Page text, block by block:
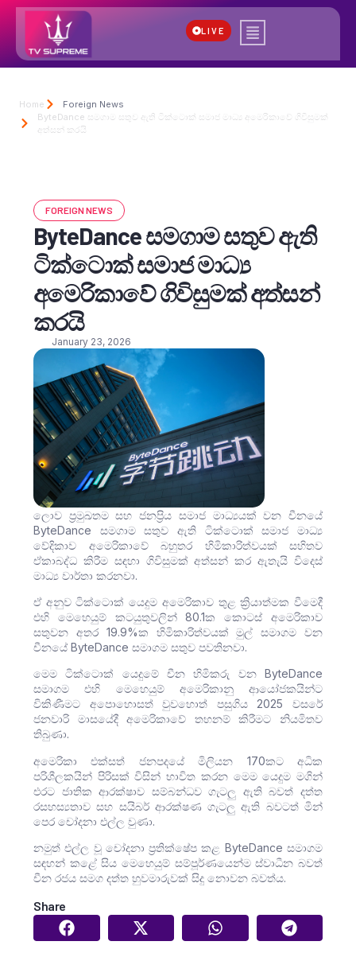
LIVE
Home
Foreign News
ByteDance සමගාම සතුව ඇති ටික්ටොක් සමාජ මාධ්‍ය අමෙරිකාවේ ගිවිසුමක්
අත්සන් කරයි
FOREIGN NEWS
ByteDance සමගාම සතුව ඇති
ටික්ටොක් සමාජ මාධ්‍ය
අමෙරිකාවේ ගිවිසුමක් අත්සන්
කරයි
January 23, 2026
ලොව ප්‍රමුඛතම සහ ජනප්‍රිය සමාජ මාධ්‍යයක් වන චීනයේ
ByteDance සමගාම සතුව ඇති ටික්ටොක් සමාජ මාධ්‍ය
වේදිකාව අමෙරිකාවේ බහුතර හිමිකාරිත්වයක් සහිතව
ඒකාබද්ධ කිරීම සඳහා ගිවිසුමක් අත්සන් කර ඇතැයි විදෙස්
මාධ්‍ය වාර්තා කරනවා.
ඒ අනුව ටික්ටොක් යෙදුම අමෙරිකාව තුළ ක්‍රියාත්මක වීමෙදී
එහි මෙහෙයුම් කටයුතුවලින් 80.1ක කොටස් අමෙරිකාව
සතුවන අතර 19.9%ක හිමිකාරිත්වයක් මුල් සමාගම වන
චීනයේ ByteDance සමාගම සතුව පවතිනවා.
මෙම ටික්ටොක් යෙදුමේ චීන හිමිකරු වන ByteDance
සමාගම එහි මෙහෙයුම් අමෙරිකානු ආයෝජකයින්ට
විකිණීමට අපොහොසත් වුවහොත් පසුගිය 2025 වසරේ
ජනවාරි මාසයේදී අමෙරිකාවේ තහනම් කිරීමට නියමිතව
තිබුණා.
අමෙරිකා එක්සත් ජනපදයේ මිලියන 170කට අධික
පරිශීලකයින් පිරිසක් විසින් භාවිත කරන මෙම යෙදුම මගින්
එරට ජාතික ආරක්ෂාව සම්බන්ධව ගැටලු ඇති බවත් දත්ත
රසහස්‍යතාව සහ සයිබර් ආරක්ෂණ ගැටලු ඇති බවටත් මින්
පෙර චෝදනා එල්ල වුණා.
නමුත් එල්ල වූ චෝදනා ප්‍රතික්ෂේප කළ ByteDance සමාගම
සඳහන් කළේ සිය මෙහෙයුම් සම්පූර්ණයෙන්ම ස්වාධීන බවත්
චීන රජය සමග දත්ත හුවමාරුවක් සිදු නොවන බවත්ය.
Share